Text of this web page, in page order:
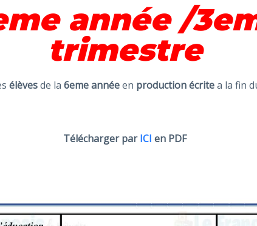
année /
trimestre
élèvesde la 6eme annéeen production écritea la fin
TéléchargerparICI en PDF